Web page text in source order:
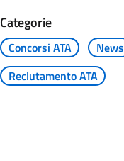
Categorie
Concorsi ATA
News
Reclutamento ATA